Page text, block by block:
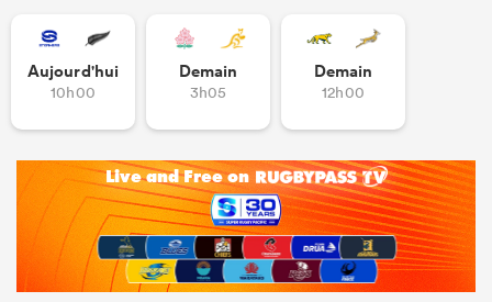
Aujourd'hui
10h00
Demain
3h05
Demain
12h00